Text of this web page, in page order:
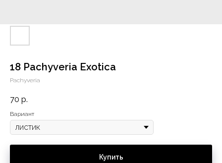
18 Pachyveria Exotica
Pachyveria
70 р.
Вариант
Купить